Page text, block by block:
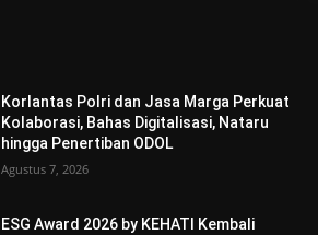
Korlantas Polri dan Jasa Marga Perkuat
Kolaborasi, Bahas Digitalisasi, Nataru
hingga Penertiban ODOL
Agustus 7, 2026
ESG Award 2026 by KEHATI Kembali